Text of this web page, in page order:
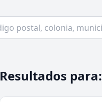
Resultados para: